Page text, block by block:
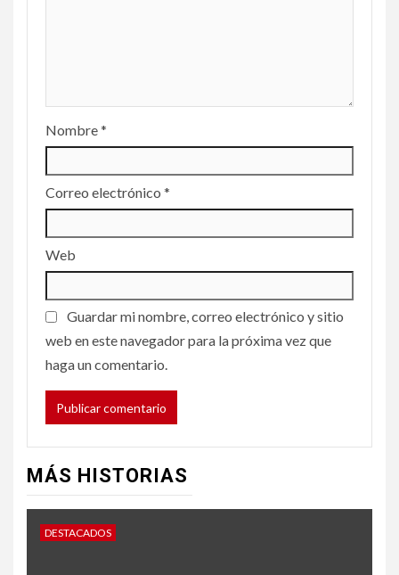
Nombre*
Correo electrónico *
Web
Guardar mi nombre, correo electrónico y sitio
web en este navegador para la próxima vez que
haga un comentario.
MÁS HISTORIAS
DESTACADOS